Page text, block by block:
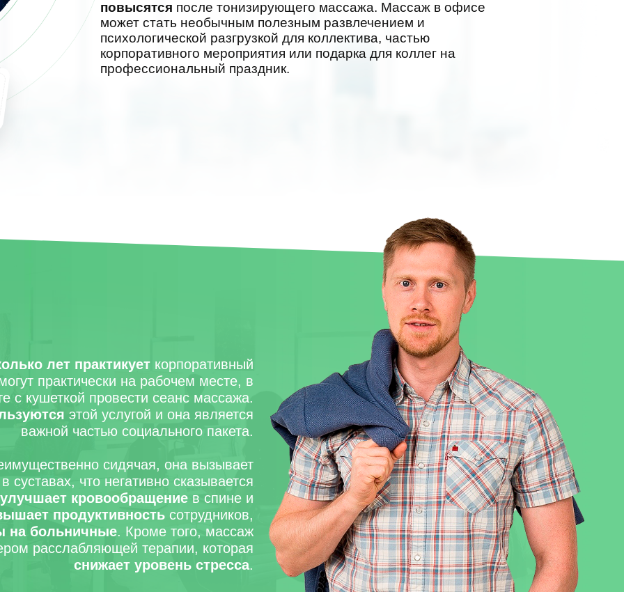
повысятся после тонизирующего массажа. Массаж в офисе
может стать необычным полезным развлечением и
психологической разгрузкой для коллектива, частью
корпоративного мероприятия или подарка для коллег на
профессиональный праздник.
лет практикует корпоративный
практически на рабочем месте, в
с кушеткой провести сеанс массажа.
этой услугой и она является
важной частью социального пакета.
сидячая, она вызывает
что негативно сказывается
кровообращение в спине и
продуктивность сотрудников,
на больничные. Кроме того, массаж
расслабляющей терапии, которая
снижает уровень стресса.